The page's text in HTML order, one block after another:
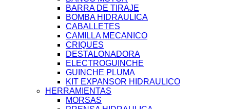
BARRA DE TIRAJE
BOMBA HIDRAULICA
CABALLETES
CAMILLA MECANICO
CRIQUES
DESTALONADORA
ELECTROGUINCHE
GUINCHE PLUMA
KIT EXPANSOR HIDRAULICO
HERRAMIENTAS
MORSAS